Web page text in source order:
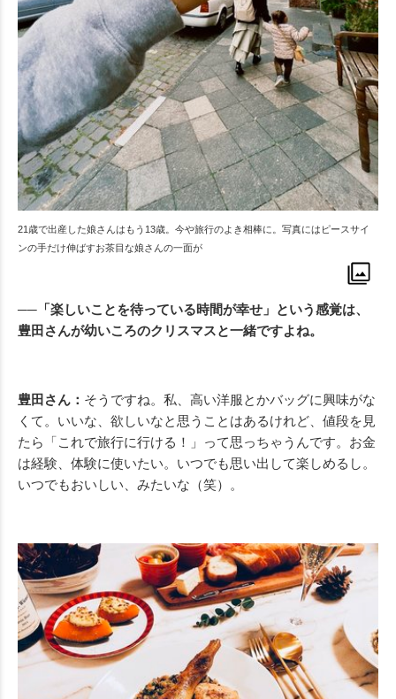
21歳で出産した娘さんはもう13歳。今や旅行のよき相棒に。写真にはピースサイ
ンの手だけ伸ばすお茶目な娘さんの一面が
──「楽しいことを待っている時間が幸せ」という感覚は、
豊田さんが幼いころのクリスマスと一緒ですよね。
豊田さん： そうですね。私、高い洋服とかバッグに興味がな
くて。いいな、欲しいなと思うことはあるけれど、値段を見
たら「これで旅行に行ける！」って思っちゃうんです。お金
は経験、体験に使いたい。いつでも思い出して楽しめるし。
いつでもおいしい、みたいな（笑）。